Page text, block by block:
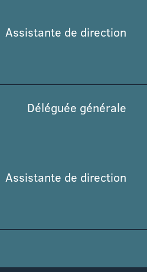
Assistante de direction
Déléguée générale
Assistante de direction